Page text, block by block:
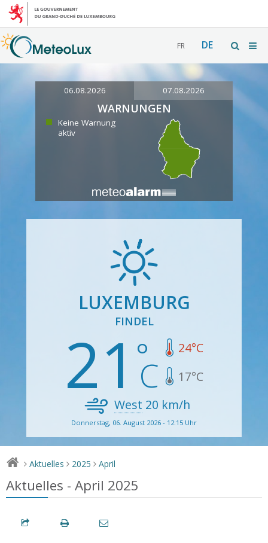
FR DE
06.08.2026 07.08.2026
WARNUNGEN
Keine Warnung
aktiv
LUXEMBURG
FINDEL
21 24°C
17°C
West 20 km/h
Donnerstag, 06. August 2026 - 12:15 Uhr
> Aktuelles > 2025 > April
Aktuelles - April 2025